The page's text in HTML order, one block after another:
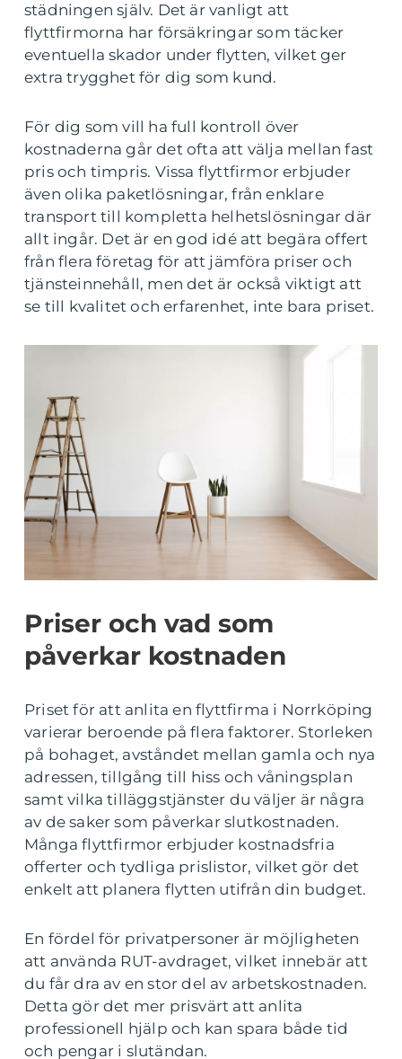
städningen själv. Det är vanligt att
flyttfirmorna har försäkringar som täcker
eventuella skador under flytten, vilket ger
extra trygghet för dig som kund.
För dig som vill ha full kontroll över
kostnaderna går det ofta att välja mellan fast
pris och timpris. Vissa flyttfirmor erbjuder
även olika paketlösningar, från enklare
transport till kompletta helhetslösningar där
allt ingår. Det är en god idé att begära offert
från flera företag för att jämföra priser och
tjänsteinnehåll, men det är också viktigt att
se till kvalitet och erfarenhet, inte bara priset.
Priser och vad som
påverkar kostnaden
Priset för att anlita en flyttfirma i Norrköping
varierar beroende på flera faktorer. Storleken
på bohaget, avståndet mellan gamla och nya
adressen, tillgång till hiss och våningsplan
samt vilka tilläggstjänster du väljer är några
av de saker som påverkar slutkostnaden.
Många flyttfirmor erbjuder kostnadsfria
offerter och tydliga prislistor, vilket gör det
enkelt att planera flytten utifrån din budget.
En fördel för privatpersoner är möjligheten
att använda RUT-avdraget, vilket innebär att
du får dra av en stor del av arbetskostnaden.
Detta gör det mer prisvärt att anlita
professionell hjälp och kan spara både tid
och pengar i slutändan.